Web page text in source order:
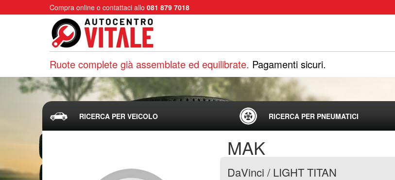
Compra online o contattaci allo 081 879 7018
Ruote complete già assemblate ed equilibrate. Pagamenti sicuri.
RICERCA PER VEICOLO RICERCA PER PNEUMATICI
MAK
DaVinci / LIGHT TITAN